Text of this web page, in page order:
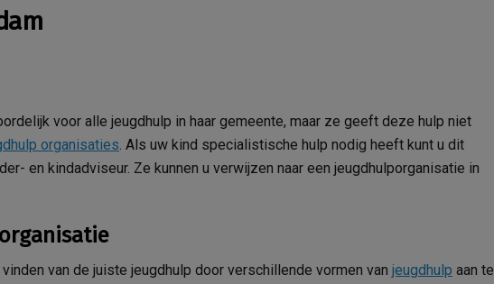
voor alle jeugdhulp in haar gemeente, maar ze geeft deze hulp niet
organisaties. Als uw kind specialistische hulp nodig heeft kunt u dit
en kindadviseur. Ze kunnen u verwijzen naar een jeugdhulporganisatie in
van de juiste jeugdhulp door verschillende vormen van jeugdhulp aan te